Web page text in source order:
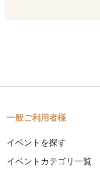
一般ご利用者様
イベントを探す
イベントカテゴリ一覧